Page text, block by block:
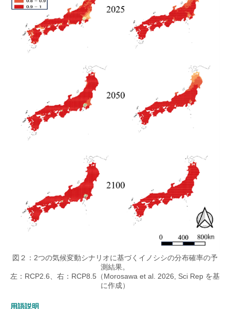
図２：2つの気候変動シナリオに基づくイノシシの分布確率の予
測結果。
左：RCP2.6、右：RCP8.5（Morosawa et al. 2026, Sci Rep を基
に作成）
用語説明